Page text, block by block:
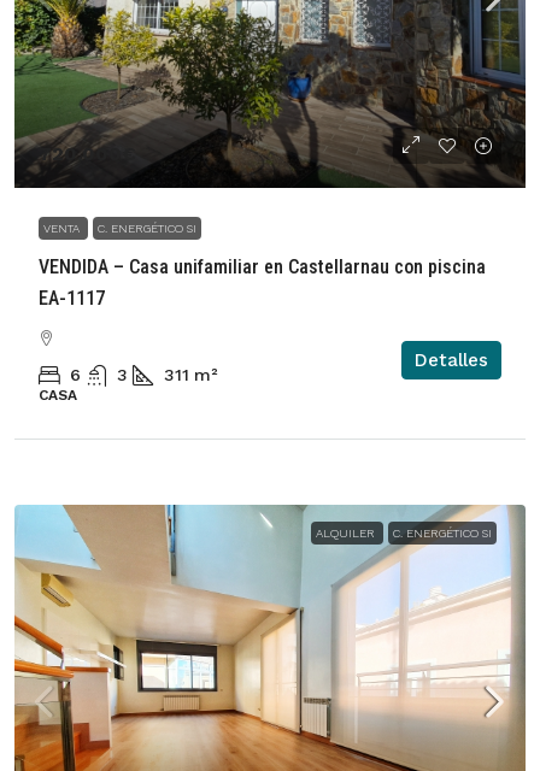
720.000€
VENTA C. ENERGÉTICO SI
VENDIDA – Casa unifamiliar en Castellarnau con piscina
EA-1117
6 3 311 m²
CASA
Detalles
ALQUILER C. ENERGÉTICO SI